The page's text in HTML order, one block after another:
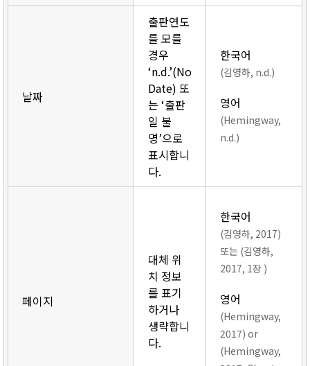
날짜
출판연도
를 모를
경우
‘n.d.’(No
Date) 또
는 ‘출판
일 불
명’으로
표시합니
다.
한국어
(김영하, n.d.)
영어
(Hemingway,
n.d.)
페이지
대체 위
치 정보
를 표기
하거나
생략합니
다.
한국어
(김영하, 2017)
또는 (김영하,
2017, 1장 )
영어
(Hemingway,
2017) or
(Hemingway,